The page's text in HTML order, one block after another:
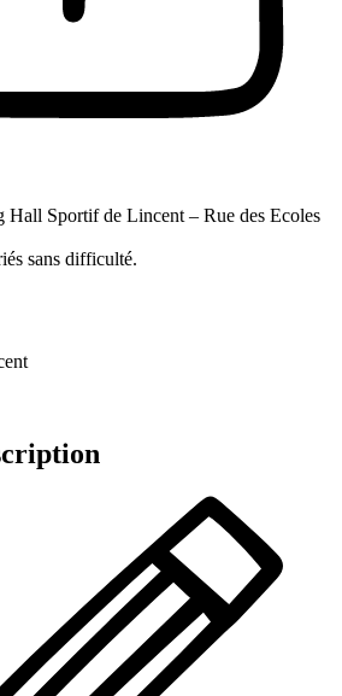
Hall Sportif de Lincent – Rue des Ecoles
sans difficulté.